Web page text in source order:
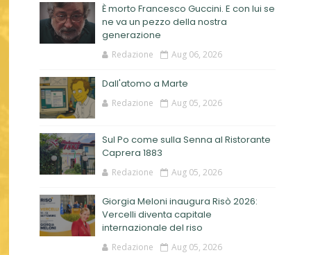
È morto Francesco Guccini. E con lui se
ne va un pezzo della nostra
generazione
Redazione Aug 06, 2026
Dall'atomo a Marte
Redazione Aug 05, 2026
Sul Po come sulla Senna al Ristorante
Caprera 1883
Redazione Aug 05, 2026
Giorgia Meloni inaugura Risò 2026:
Vercelli diventa capitale
internazionale del riso
Redazione Aug 05, 2026